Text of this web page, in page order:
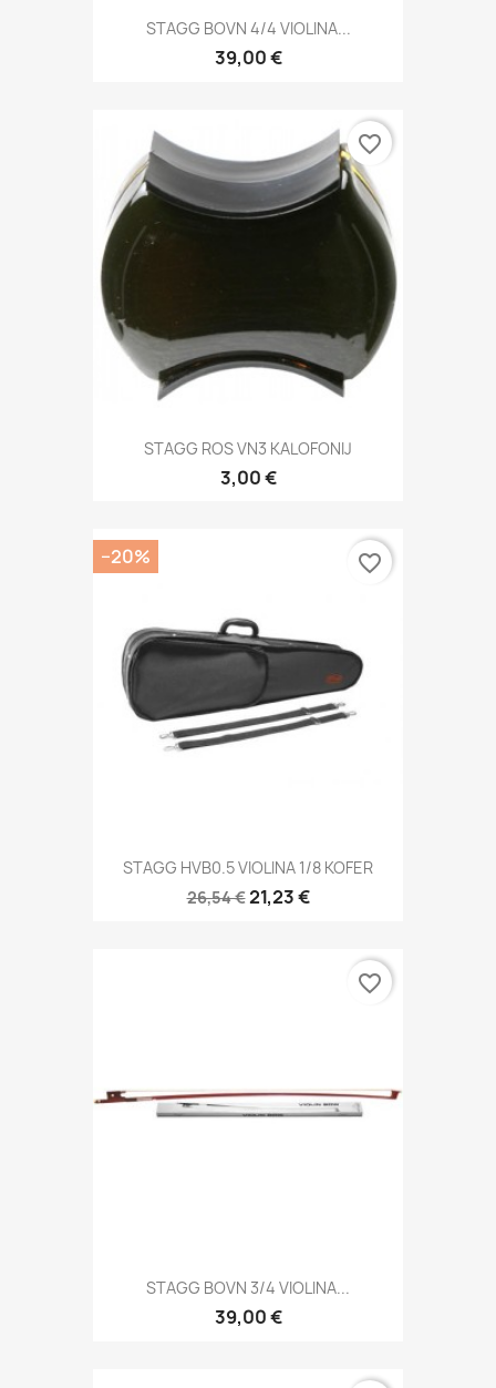
STAGG BOVN 4/4 VIOLINA...
39,00 €
STAGG ROS VN3 KALOFONIJ
3,00 €
favorite_border
STAGG HVB0.5 VIOLINA 1/8 KOFER
26,54 €21,23 €
−20% favorite_border
STAGG BOVN 3/4 VIOLINA...
39,00 €
favorite_border